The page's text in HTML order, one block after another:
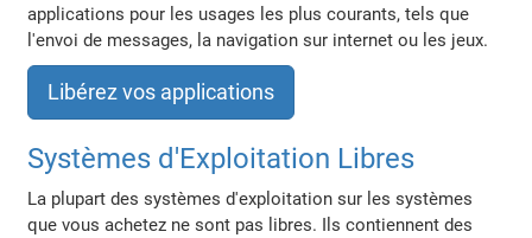
applications pour les usages les plus courants, tels que
l'envoi de messages, la navigation sur internet ou les jeux.
Libérez vos applications
Systèmes d'Exploitation Libres
La plupart des systèmes d'exploitation sur les systèmes
que vous achetez ne sont pas libres. Ils contiennent des